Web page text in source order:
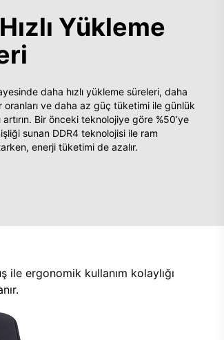
Yükleme
daha hızlı yükleme süreleri, daha
ve daha az güç tüketimi ile günlük
artırın. Bir önceki teknolojiye göre %50’ye
sunan DDR4 teknolojisi ile ram
enerji tüketimi de azalır.
ergonomik kullanım kolaylığı